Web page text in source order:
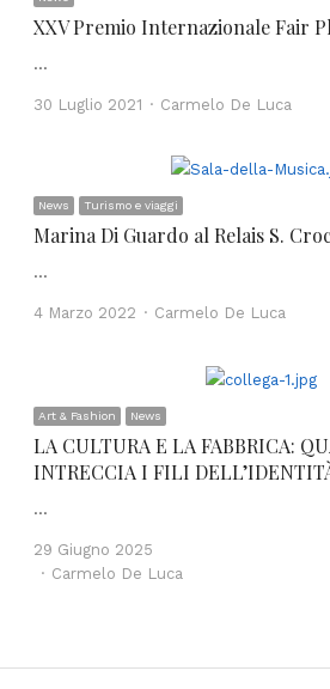
XXV Premio Internazionale Fair
…
30 Luglio 2021 Author
Carmelo De Luca
News Turismo e viaggi
Marina Di Guardo al Relais S.
…
4 Marzo 2022 Author
Carmelo De Luca
Art & Fashion News
LA CULTURA E LA FABBRICA:
INTRECCIA I FILI
…
29 Giugno 2025
Author
Carmelo De Luca